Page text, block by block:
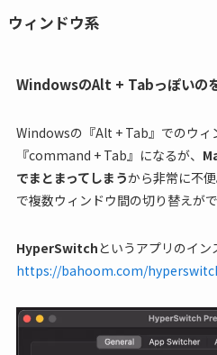
ウィンドウ系
WindowsのAlt + Tabっぽいの
Windowsの『Alt + Tab』でのウィ
『command + Tab』になるが、
でまとまってしまうから非常に不
で複数ウィンドウ間の切り替えがで
HyperSwitchというアプリのイン
https://bahoom.com/